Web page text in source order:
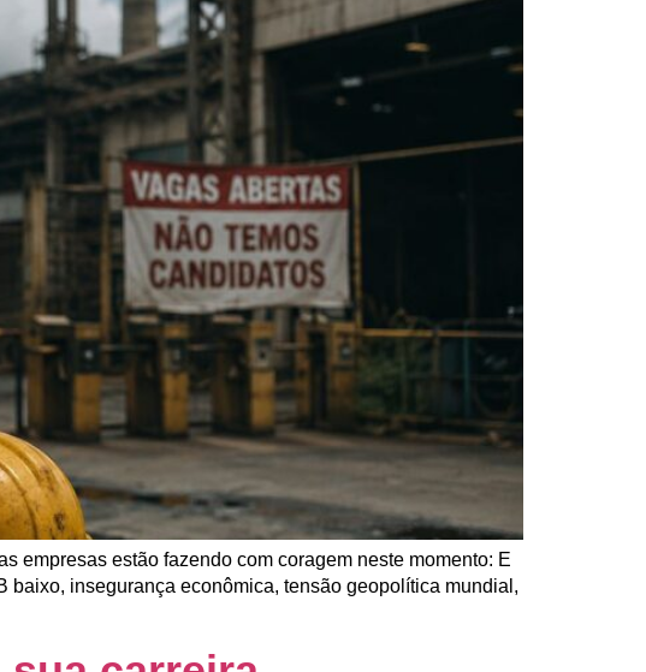
empresas estão fazendo com coragem neste momento: E
baixo, insegurança econômica, tensão geopolítica mundial,